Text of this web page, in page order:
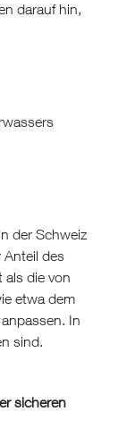
darauf hin,
der Schweiz
Anteil des
als die von
etwa dem
In
sind.
sicheren